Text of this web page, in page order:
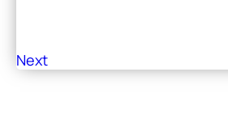
Next